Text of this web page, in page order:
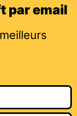
par email